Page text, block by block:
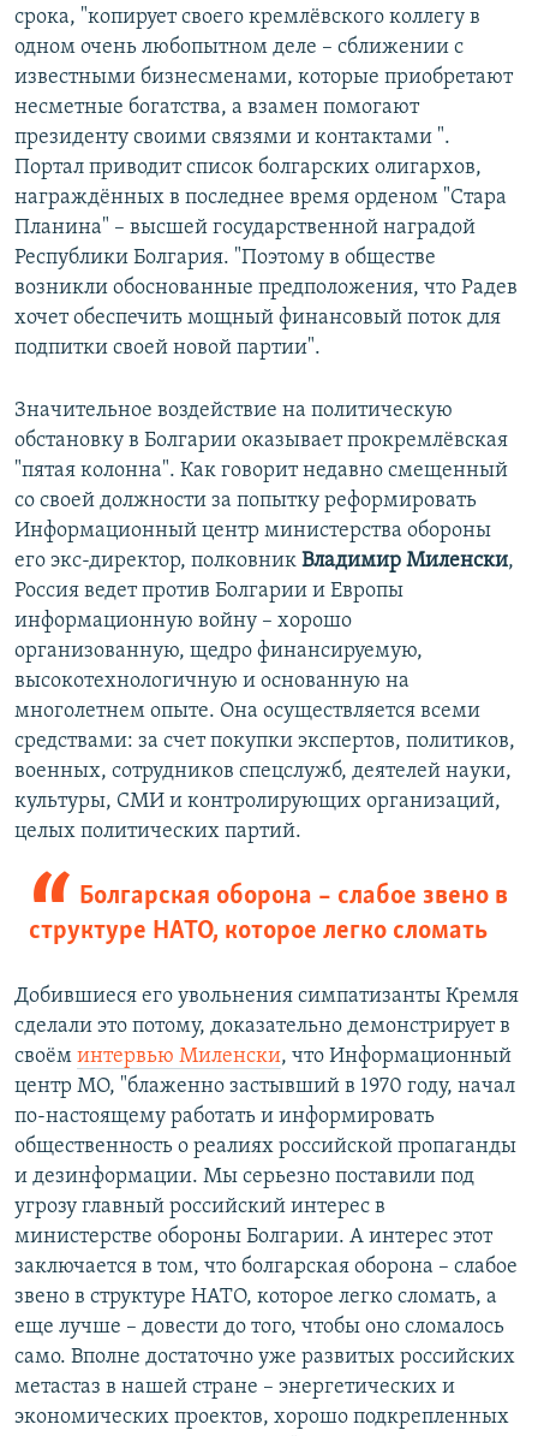
срока, "копирует своего кремлёвского коллегу в
одном очень любопытном деле – сближении с
известными бизнесменами, которые приобретают
несметные богатства, а взамен помогают
президенту своими связями и контактами ".
Портал приводит список болгарских олигархов,
награждённых в последнее время орденом "Стара
Планина" – высшей государственной наградой
Республики Болгария. "Поэтому в обществе
возникли обоснованные предположения, что Радев
хочет обеспечить мощный финансовый поток для
подпитки своей новой партии".
Значительное воздействие на политическую
обстановку в Болгарии оказывает прокремлёвская
"пятая колонна". Как говорит недавно смещенный
со своей должности за попытку реформировать
Информационный центр министерства обороны
его экс-директор, полковник Владимир Миленски,
Россия ведет против Болгарии и Европы
информационную войну – хорошо
организованную, щедро финансируемую,
высокотехнологичную и основанную на
многолетнем опыте. Она осуществляется всеми
средствами: за счет покупки экспертов, политиков,
военных, сотрудников спецслужб, деятелей науки,
культуры, СМИ и контролирующих организаций,
целых политических партий.
Болгарская оборона – слабое звено в
структуре НАТО, которое легко сломать
Добившиеся его увольнения симпатизанты Кремля
сделали это потому, доказательно демонстрирует в
своём интервью Миленски, что Информационный
центр МО, "блаженно застывший в 1970 году, начал
по-настоящему работать и информировать
общественность о реалиях российской пропаганды
и дезинформации. Мы серьезно поставили под
угрозу главный российский интерес в
министерстве обороны Болгарии. А интерес этот
заключается в том, что болгарская оборона – слабое
звено в структуре НАТО, которое легко сломать, а
еще лучше – довести до того, чтобы оно сломалось
само. Вполне достаточно уже развитых российских
метастаз в нашей стране – энергетических и
экономических проектов, хорошо подкрепленных